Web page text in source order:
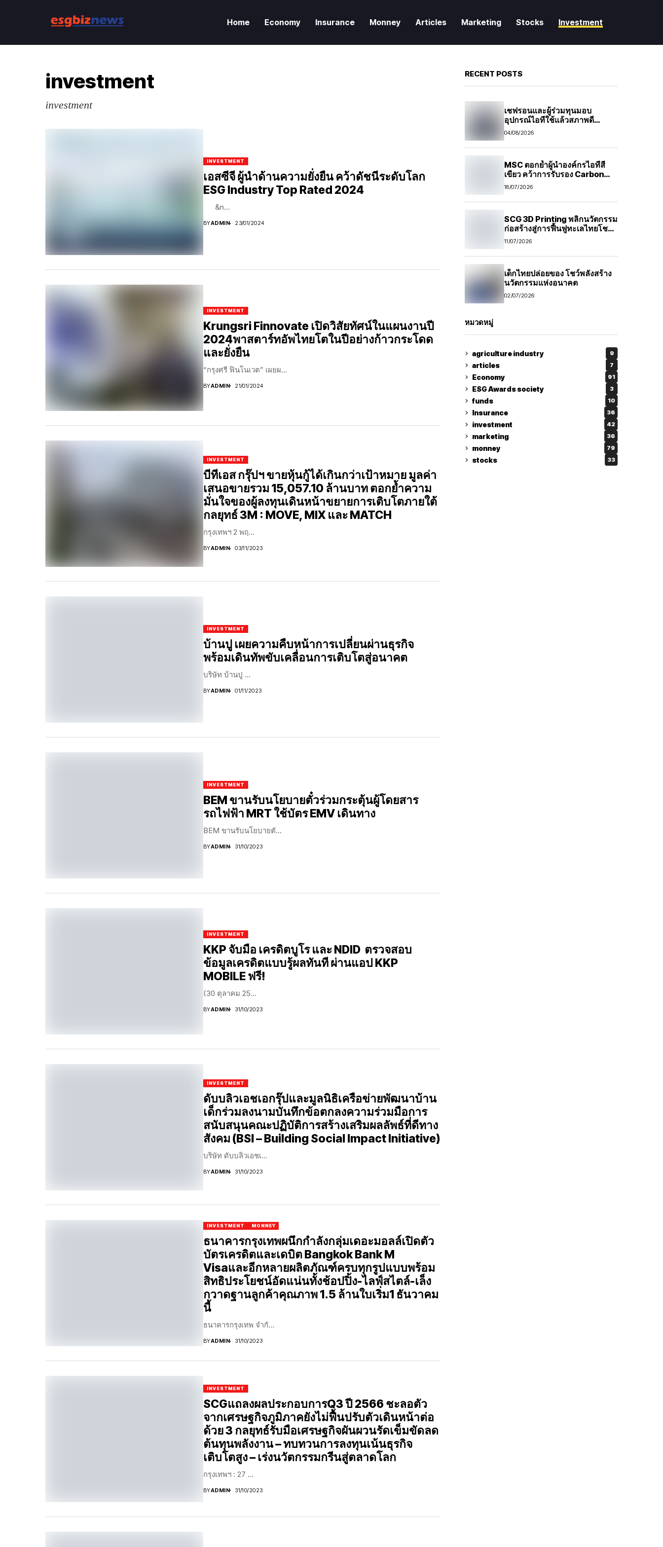
Home Economy Insurance Monney Articles Marketing Stocks Investment
investment
investment
INVESTMENT
เอสซีจี ผู้นำด้านความยั่งยืน คว้าดัชนีระดับโลก
ESG Industry Top Rated 2024
&n...
BYADMIN 23/01/2024
INVESTMENT
Krungsri Finnovate เปิดวิสัยทัศน์ในแผนงานปี
2024พาสตาร์ทอัพไทยโตในปีอย่างก้าวกระโดด
และยั่งยืน
“กรุงศรี ฟินโนเวต” เผยผ...
BYADMIN 21/01/2024
INVESTMENT
บีทีเอส กรุ๊ปฯ ขายหุ้นกู้ได้เกินกว่าเป้าหมาย มูลค่า
เสนอขายรวม 15,057.10 ล้านบาท ตอกย้ำความ
มั่นใจของผู้ลงทุนเดินหน้าขยายการเติบโตภายใต้
กลยุทธ์ 3M : MOVE, MIX และ MATCH
กรุงเทพฯ 2 พฤ...
BYADMIN 03/11/2023
INVESTMENT
บ้านปู เผยความคืบหน้าการเปลี่ยนผ่านธุรกิจ
พร้อมเดินทัพขับเคลื่อนการเติบโตสู่อนาคต
บริษัท บ้านปู ...
BYADMIN 01/11/2023
INVESTMENT
BEM ขานรับนโยบายตั๋วร่วมกระตุ้นผู้โดยสาร
รถไฟฟ้า MRT ใช้บัตร EMV เดินทาง
BEM ขานรับนโยบายตั...
BYADMIN 31/10/2023
INVESTMENT
KKP จับมือ เครดิตบูโร และ NDID ตรวจสอบ
ข้อมูลเครดิตแบบรู้ผลทันที ผ่านแอป KKP
MOBILE ฟรี!
(30 ตุลาคม 25...
BYADMIN 31/10/2023
INVESTMENT
ดับบลิวเอชเอกรุ๊ปและมูลนิธิเครือข่ายพัฒนาบ้าน
เด็กร่วมลงนามบันทึกข้อตกลงความร่วมมือการ
สนับสนุนคณะปฏิบัติการสร้างเสริมผลลัพธ์ที่ดีทาง
สังคม (BSI – Building Social Impact Initiative)
บริษัท ดับบลิวเอชเ...
BYADMIN 31/10/2023
INVESTMENT MONNEY
ธนาคารกรุงเทพผนึกกําลังกลุ่มเดอะมอลล์เปิดตัว
บัตรเครดิตและเดบิต Bangkok Bank M
Visaและอีกหลายผลิตภัณฑ์ครบทุกรูปแบบพร้อม
สิทธิประโยชน์อัดแน่นทั้งช้อปปิ้ง-ไลฟ์สไตล์-เล็ง
กวาดฐานลูกค้าคุณภาพ 1.5 ล้านใบเริ่ม1 ธันวาคม
นี้
ธนาคารกรุงเทพ จำกั...
BYADMIN 31/10/2023
INVESTMENT
SCGแถลงผลประกอบการQ3 ปี 2566 ชะลอตัว
จากเศรษฐกิจภูมิภาคยังไม่ฟื้นปรับตัวเดินหน้าต่อ
ด้วย 3 กลยุทธ์รับมือเศรษฐกิจผันผวนรัดเข็มขัดลด
ต้นทุนพลังงาน – ทบทวนการลงทุนเน้นธุรกิจ
เติบโตสูง – เร่งนวัตกรรมกรีนสู่ตลาดโลก
กรุงเทพฯ : 27 ...
BYADMIN 31/10/2023
RECENT POSTS
เชฟรอนและผู้ร่วมทุนมอบ
อุปกรณ์ไอทีใช้แล้วสภาพดี
สนับสนุนโครงการคอมพิวเตอร์
เพื่อน้อง มูลนิธิกระจกเงา
04/08/2026
MSC ตอกย้ำผู้นำองค์กรไอทีสี
เขียว คว้าการรับรอง Carbon
Footprint for Organization
(CFO) ต่อเนื่อง ปีที่ 2เดินหน้าสู่
Carbon Neutrality ภายใน 5 ปี
มิติ
18/07/2026
SCG 3D Printing พลิกนวัตกรรม
ก่อสร้างสู่การฟื้นฟูทะเลไทยโชว์
ศักยภาพเทคโนโลยีการพิมพ์สาม
มิติ ต่อยอดสู่โซลูชันก่อสร้างและ
โครงสร้างพื้นฐานอย่างยั่งยืน
11/07/2026
เด็กไทยปล่อยของ โชว์พลังสร้าง
นวัตกรรมแห่งอนาคต
02/07/2026
หมวดหมู่
agriculture industry 9
articles 7
Economy 91
ESG Awards society 3
funds 10
Insurance 36
investment 42
marketing 36
monney 79
stocks 33